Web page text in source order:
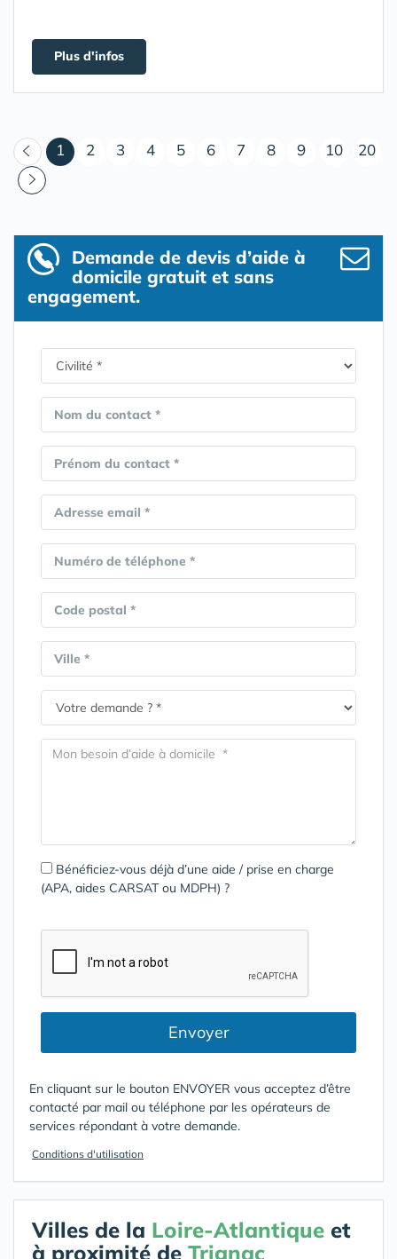
Plus d'infos
1 (courant)
2 3 4 5 6 7 8 9 10 20
Demande de devis d’aide à
domicile gratuit et sans
engagement.
Nom du contact *
Prénom du contact *
Adresse email *
Numéro de téléphone *
Code postal *
Ville *
Bénéficiez-vous déjà d’une aide / prise en charge
(APA, aides CARSAT ou MDPH) ?
Envoyer
En cliquant sur le bouton ENVOYER vous acceptez d’être
contacté par mail ou téléphone par les opérateurs de
services répondant à votre demande.
Conditions d'utilisation
Villes de la Loire-Atlantique et
à proximité de Trignac